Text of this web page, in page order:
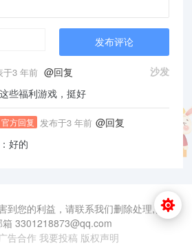
发布评论
沙发
于3 年前 @回复
些福利游戏，挺好
官方回复 发布于3 年前 @回复
好的
到您的利益，请联系我们删除处理,侵
箱 3301218873@qq.com
告合作 我要投稿 版权声明